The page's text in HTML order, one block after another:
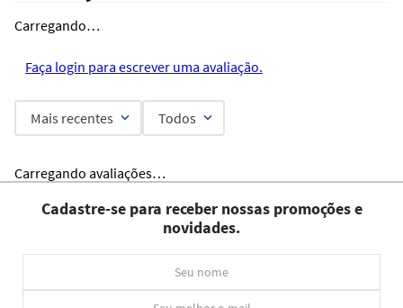
Carregando…
Faça login para escrever uma avaliação.
Mais recentes Todos
Carregando avaliações…
Cadastre-se para receber nossas promoções e
novidades.